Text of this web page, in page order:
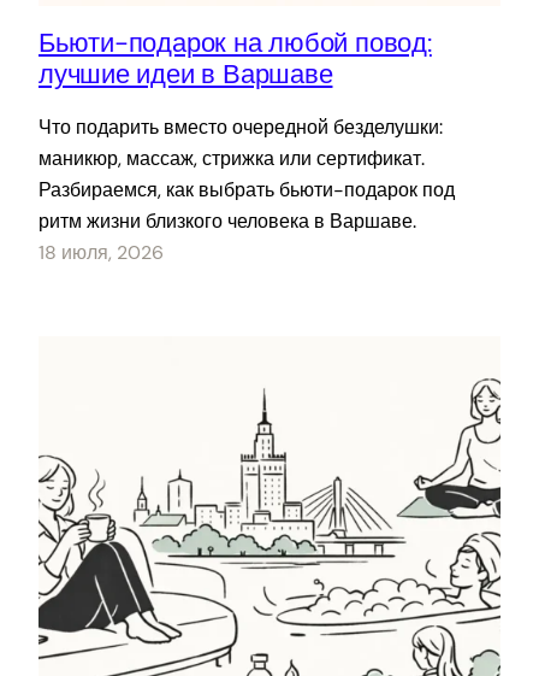
Бьюти-подарок на любой повод:
лучшие идеи в Варшаве
Что подарить вместо очередной безделушки:
маникюр, массаж, стрижка или сертификат.
Разбираемся, как выбрать бьюти-подарок под
ритм жизни близкого человека в Варшаве.
18 июля, 2026